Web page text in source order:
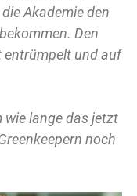
Akademie den
Den
entrümpelt und auf
wie lange das jetzt
noch